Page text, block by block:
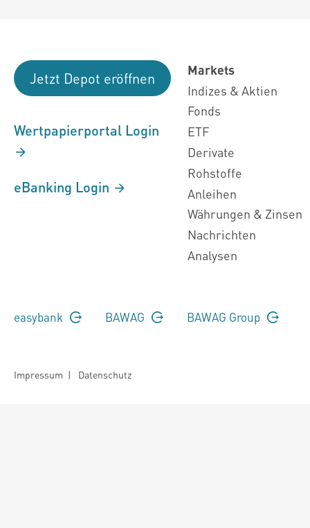
Jetzt Depot eröffnen
Wertpapierportal Login
eBanking Login
Markets
Indizes & Aktien
Fonds
ETF
Derivate
Rohstoffe
Anleihen
Währungen & Zinsen
Nachrichten
Analysen
easybank BAWAG BAWAG Group
Impressum | Datenschutz